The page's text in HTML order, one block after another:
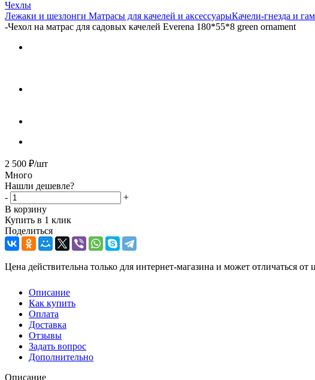
Чехлы
Лежаки и шезлонги Матрасы для качелей и аксессуарыКачели-гнезда и
-Чехол на матрас для садовых качелей Everena 180*55*8 green ornament
2 500 ₽/шт
Много
Нашли дешевле?
-
+
В корзину
Купить в 1 клик
Поделиться
Цена действительна только для интернет-магазина и может отличаться
Описание
Как купить
Оплата
Доставка
Отзывы
Задать вопрос
Дополнительно
Описание